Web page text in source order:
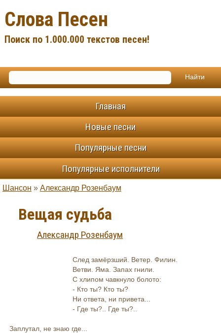
Слова Песен
Поиск по 1.000.000 текстов песен!
Главная
Новые песни
Популярные песни
Популярные исполнители
Шансон » Александр Розенбаум
Вещая судьба
Александр Розенбаум
След замёрзший. Ветер. Филин.
Ветви. Яма. Запах гнили.
С хлипом чавкнуло болото:
- Кто ты? Кто ты?
Ни ответа, ни привета...
- Где ты?.. Где ты?..
Заплутал, не знаю где...